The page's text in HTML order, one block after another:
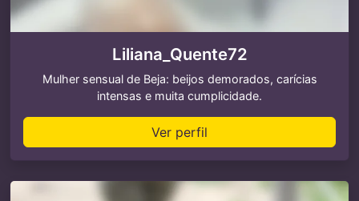
Liliana_Quente72
Mulher sensual de Beja: beijos demorados, carícias
intensas e muita cumplicidade.
Ver perfil